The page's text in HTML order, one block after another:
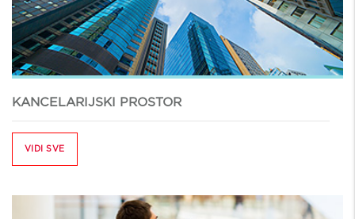
KANCELARIJSKI PROSTOR
VIDI SVE